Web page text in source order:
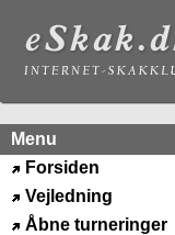
Menu
Forsiden
Vejledning
Åbne turneringer